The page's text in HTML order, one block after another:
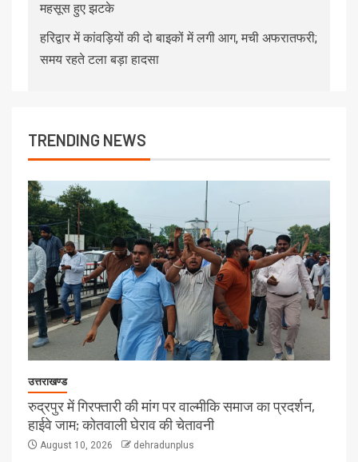
महसूस हुए झटके
हरिद्वार में कांवड़ियों की दो बाइकों में लगी आग, मची अफरातफरी;
समय रहते टला बड़ा हादसा
TRENDING NEWS
उत्तराखण्ड
रुद्रपुर में गिरफ्तारी की मांग पर वाल्मीकि समाज का प्रदर्शन,
हाईवे जाम; कोतवाली घेराव की चेतावनी
August 10, 2026 dehradunplus